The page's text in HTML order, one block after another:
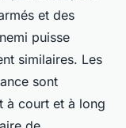
et des
puisse
similaires. Les
sont
à court et à long